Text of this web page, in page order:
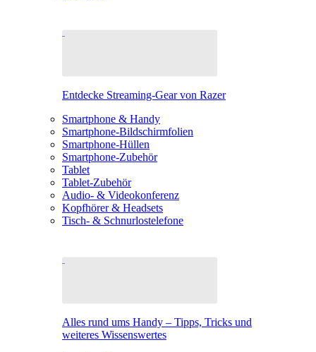
Entdecke Streaming-Gear von Razer
Smartphone & Handy
Smartphone-Bildschirmfolien
Smartphone-Hüllen
Smartphone-Zubehör
Tablet
Tablet-Zubehör
Audio- & Videokonferenz
Kopfhörer & Headsets
Tisch- & Schnurlostelefone
Alles rund ums Handy – Tipps, Tricks und
weiteres Wissenswertes